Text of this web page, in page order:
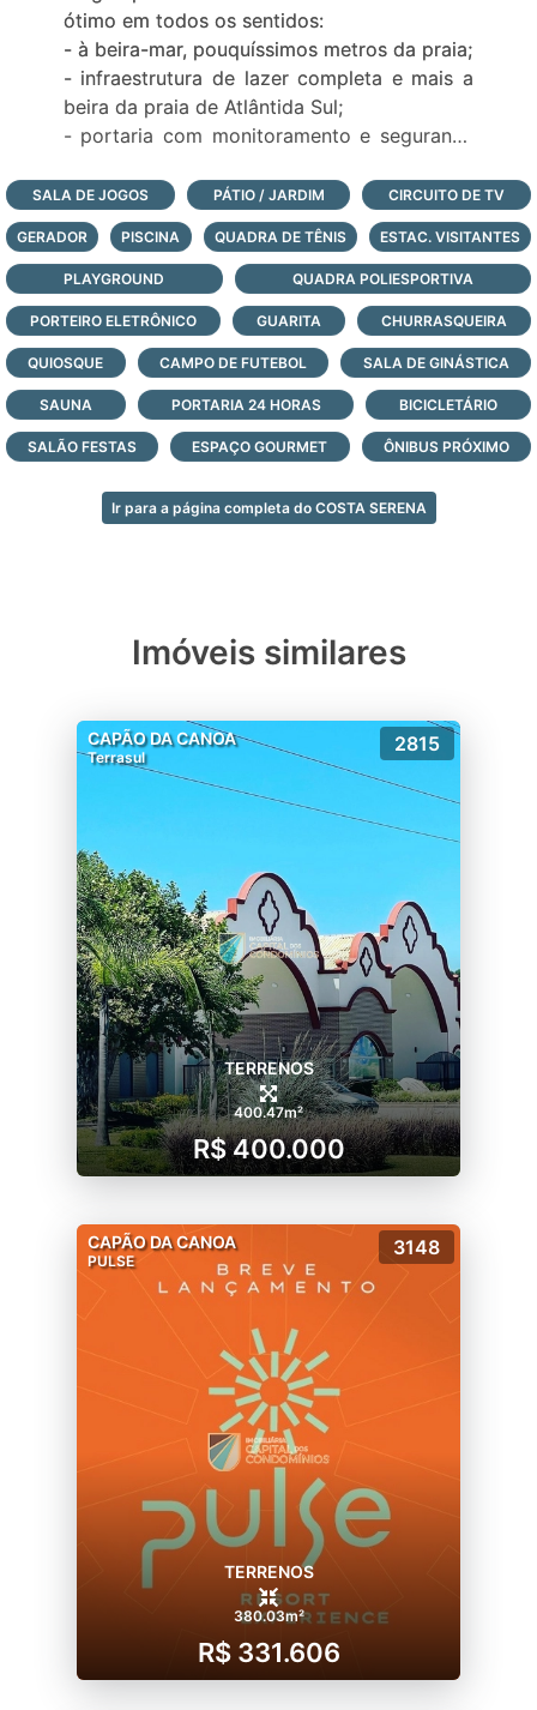
ótimo em todos os sentidos:
- à beira-mar, pouquíssimos metros da praia;
- infraestrutura de lazer completa e mais a
beira da praia de Atlântida Sul;
- portaria com monitoramento e segurança
Veja todas as opções de lotes e casas à
venda neste condomínio fechado à beira-
mar, logo abaixo, faça contato e agende a
sua visita com nossos corretores agora
mesmo!
SALA DE JOGOS PÁTIO / JARDIM CIRCUITO DE TV
GERADOR PISCINA QUADRA DE TÊNIS ESTAC. VISITANTES
PLAYGROUND QUADRA POLIESPORTIVA
PORTEIRO ELETRÔNICO GUARITA CHURRASQUEIRA
QUIOSQUE CAMPO DE FUTEBOL SALA DE GINÁSTICA
SAUNA PORTARIA 24 HORAS BICICLETÁRIO
SALÃO FESTAS ESPAÇO GOURMET ÔNIBUS PRÓXIMO
Ir para a página completa do COSTA SERENA
Imóveis similares
CAPÃO DA CANOA
Terrasul
2815
TERRENOS
400.47m²
R$ 400.000
CAPÃO DA CANOA
PULSE
3148
TERRENOS
380.03m²
R$ 331.606